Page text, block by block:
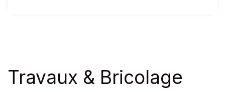
Travaux & Bricolage